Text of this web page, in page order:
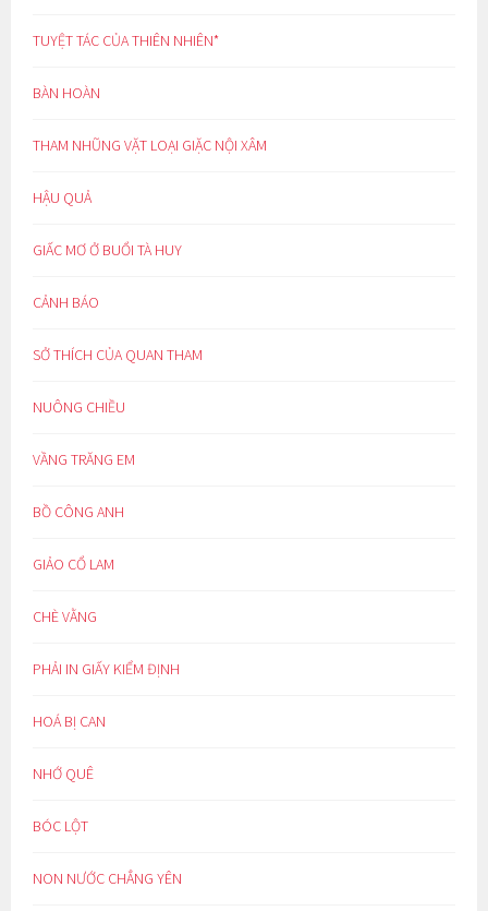
TUYỆT TÁC CỦA THIÊN NHIÊN*
BÀN HOÀN
THAM NHŨNG VẶT LOẠI GIẶC NỘI XÂM
HẬU QUẢ
GIẤC MƠ Ở BUỔI TÀ HUY
CẢNH BÁO
SỞ THÍCH CỦA QUAN THAM
NUÔNG CHIỀU
VẦNG TRĂNG EM
BỒ CÔNG ANH
GIẢO CỔ LAM
CHÈ VẰNG
PHẢI IN GIẤY KIỂM ĐỊNH
HOÁ BỊ CAN
NHỚ QUÊ
BÓC LỘT
NON NƯỚC CHẲNG YÊN